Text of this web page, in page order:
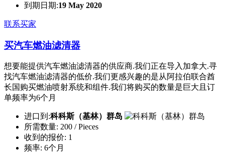
到期日期:19 May 2020
联系买家
买汽车燃油滤清器
想要能提供汽车燃油滤清器的供应商.我们正在导入加拿大.寻
找汽车燃油滤清器的低价.我们更感兴趣的是从阿拉伯联合酋
长国购买燃油喷射系统和组件.我们将购买的数量是巨大且订
单频率为6个月
进口到:科科斯（基林）群岛
所需数量: 200 / Pieces
收到的报价: 1
频率: 6个月